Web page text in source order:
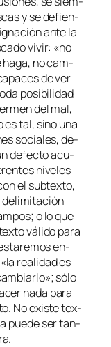
y se de­fien­
an­te la
vi­vir: «no
ha­ga, no cam­
de ver
po­si­bi­li­dad
del mal,
es tal, sino una
so­cia­les, de­
de­fec­to acu­
ni­ve­les
el sub­tex­to,
de­li­mi­ta­ción
o lo que
vá­li­do pa­ra
en­
reali­dad es
só­lo
na­da pa­ra
No exis­te tex­
pue­de ser tan­